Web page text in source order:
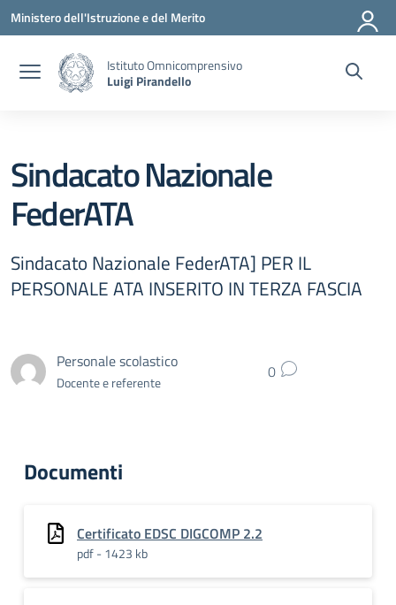
Vai ai contenuti
Vai al menu di navigazione
Vai al footer
Ministero dell'Istruzione e del Merito
Istituto Omnicomprensivo
Luigi Pirandello
Sindacato Nazionale
FederATA
Sindacato Nazionale FederATA] PER IL
PERSONALE ATA INSERITO IN TERZA FASCIA
Personale scolastico
Docente e referente 0
Documenti
Certificato EDSC DIGCOMP 2.2
pdf - 1423 kb